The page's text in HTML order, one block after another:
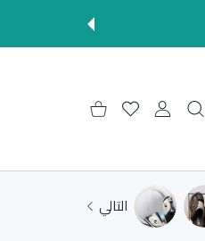
حساب المستخدم
قائمة الرغباتعربة التسوق
التالي